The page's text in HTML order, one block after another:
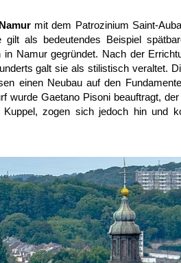
mit dem Patrozinium Saint-
gilt als bedeutendes Beispiel
in Namur gegründet. Nach der
galt sie als stilistisch veraltet.
einen Neubau auf den
wurde Gaetano Pisoni beauftragt,
Kuppel, zogen sich jedoch hin und